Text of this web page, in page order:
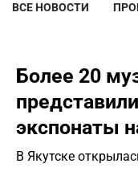
ВСЕ НОВОСТИ
Более 20
экспонаты
В Якутске